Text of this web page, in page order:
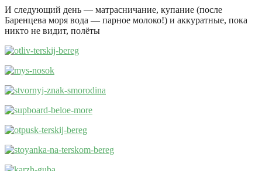
И следующий день — матрасничание, купание (после
Баренцева моря вода — парное молоко!) и аккуратные, пока
никто не видит, полёты